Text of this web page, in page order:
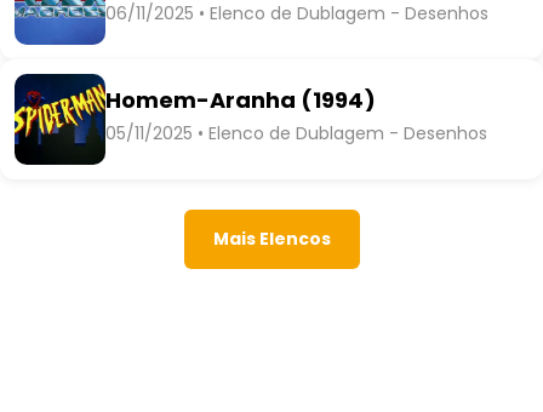
06/11/2025 • Elenco de Dublagem - Desenhos
Homem-Aranha (1994)
05/11/2025 • Elenco de Dublagem - Desenhos
Mais Elencos